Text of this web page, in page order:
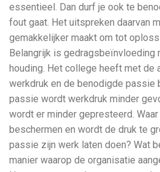
essentieel. Dan durf je ook te
fout gaat. Het uitspreken daarvan
gemakkelijker maakt om tot
Belangrijk is gedragsbeïnvloeding
houding. Het college heeft met de
werkdruk en de benodigde passie
passie wordt werkdruk minder
wordt er minder gepresteerd.
beschermen en wordt de druk te
passie zijn werk laten doen? Wat
manier waarop de organisatie